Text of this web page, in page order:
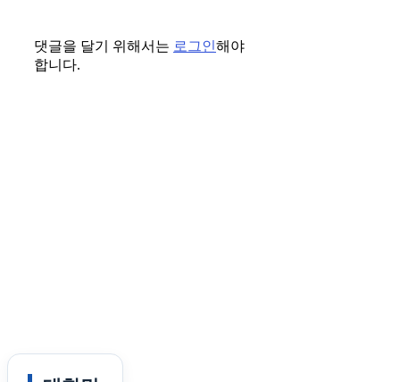
댓글을 달기 위해서는 로그인해야
합니다.